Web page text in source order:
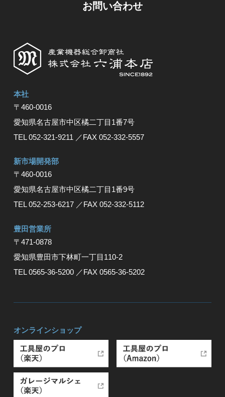
お問い合わせ
本社
〒460-0016
愛知県名古屋市中区橘⼆丁⽬1番7号
TEL 052-321-9211 ／FAX 052-332-5557
新市場開発部
〒460-0016
愛知県名古屋市中区橘二丁目1番9号
TEL 052-253-6217 ／FAX 052-332-5112
豊⽥営業所
〒471-0878
愛知県豊⽥市下林町⼀丁⽬110-2
TEL 0565-36-5200 ／FAX 0565-36-5202
オンラインショップ